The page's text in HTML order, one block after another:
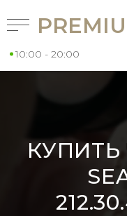
10:00 - 20:00
КУПИТЬ